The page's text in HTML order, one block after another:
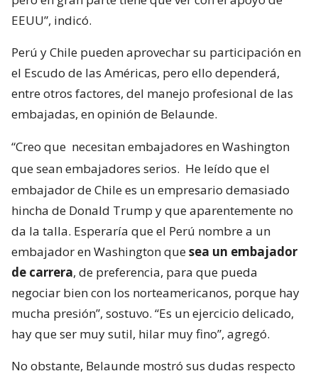
EEUU”, indicó.
Perú y Chile pueden aprovechar su participación en
el Escudo de las Américas, pero ello dependerá,
entre otros factores, del manejo profesional de las
embajadas, en opinión de Belaunde.
“Creo que necesitan embajadores en Washington
que sean embajadores serios. He leído que el
embajador de Chile es un empresario demasiado
hincha de Donald Trump y que aparentemente no
da la talla. Esperaría que el Perú nombre a un
embajador en Washington quesea un embajador
de carrera, de preferencia, para que pueda
negociar bien con los norteamericanos, porque hay
mucha presión”, sostuvo. “Es un ejercicio delicado,
hay que ser muy sutil, hilar muy fino”, agregó.
No obstante, Belaunde mostró sus dudas respecto